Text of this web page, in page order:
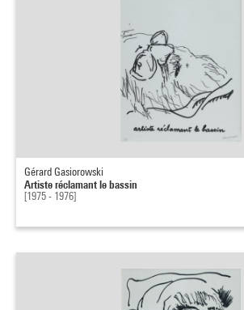
Gérard Gasiorowski
Artiste réclamant le bassin
[1975 - 1976]